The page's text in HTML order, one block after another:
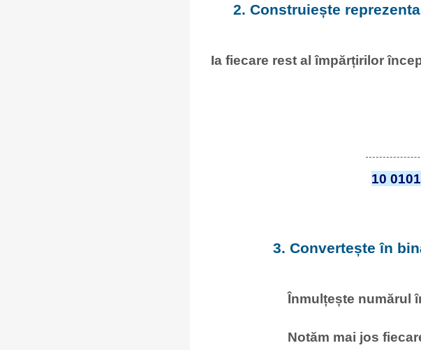
2. Construiește
Ia fiecare rest al împărțirilor
10
3. Convertește în
Înmulțește numărul
Notăm mai jos